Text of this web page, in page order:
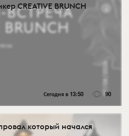
CREATIVE BRUNCH
Сегодня в 13:50 90
который начался